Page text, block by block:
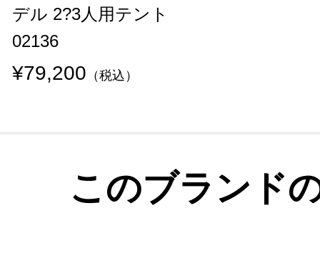
デル 2?3人用テント
02136
¥79,200 （税込）
このブランド